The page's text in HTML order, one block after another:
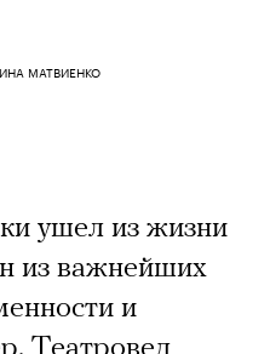
МАТВИЕНКО
ушел из жизни
из важнейших
и
Театровед